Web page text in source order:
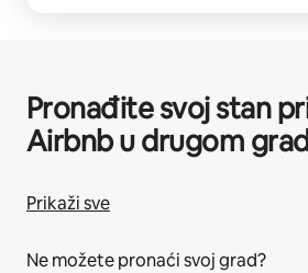
Pronađite svoj stan
Airbnb u drugom
Prikaži sve
Ne možete pronaći svoj grad?